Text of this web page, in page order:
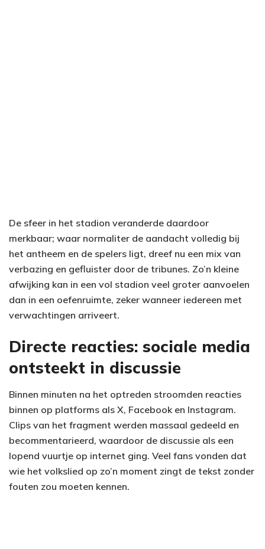
De sfeer in het stadion veranderde daardoor
merkbaar; waar normaliter de aandacht volledig bij
het antheem en de spelers ligt, dreef nu een mix van
verbazing en gefluister door de tribunes. Zo’n kleine
afwijking kan in een vol stadion veel groter aanvoelen
dan in een oefenruimte, zeker wanneer iedereen met
verwachtingen arriveert.
Directe reacties: sociale media
ontsteekt in discussie
Binnen minuten na het optreden stroomden reacties
binnen op platforms als X, Facebook en Instagram.
Clips van het fragment werden massaal gedeeld en
becommentarieerd, waardoor de discussie als een
lopend vuurtje op internet ging. Veel fans vonden dat
wie het volkslied op zo’n moment zingt de tekst zonder
fouten zou moeten kennen.